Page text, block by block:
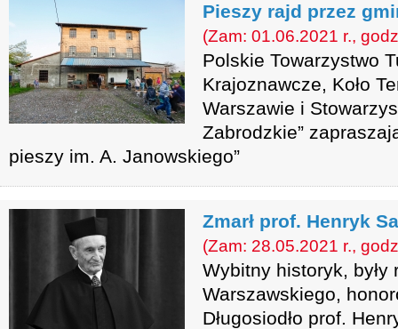
Pieszy rajd przez
(Zam: 01.06.2021 r.,
Polskie Towarzystwo
Krajoznawcze, Koło
Warszawie i
Zabrodzkie”
pieszy im. A. Janowskiego”
Zmarł prof. Henryk
(Zam: 28.05.2021 r.,
Wybitny historyk, były
Warszawskiego,
Długosiodło prof.